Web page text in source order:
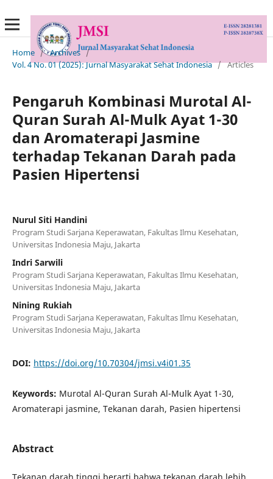
Home / Archives /
Vol. 4 No. 01 (2025): Jurnal Masyarakat Sehat Indonesia / Articles
Pengaruh Kombinasi Murotal Al-
Quran Surah Al-Mulk Ayat 1-30
dan Aromaterapi Jasmine
terhadap Tekanan Darah pada
Pasien Hipertensi
Nurul Siti Handini
Program Studi Sarjana Keperawatan, Fakultas Ilmu Kesehatan,
Universitas Indonesia Maju, Jakarta
Indri Sarwili
Program Studi Sarjana Keperawatan, Fakultas Ilmu Kesehatan,
Universitas Indonesia Maju, Jakarta
Nining Rukiah
Program Studi Sarjana Keperawatan, Fakultas Ilmu Kesehatan,
Universitas Indonesia Maju, Jakarta
DOI: https://doi.org/10.70304/jmsi.v4i01.35
Keywords: Murotal Al-Quran Surah Al-Mulk Ayat 1-30,
Aromaterapi jasmine, Tekanan darah, Pasien hipertensi
Abstract